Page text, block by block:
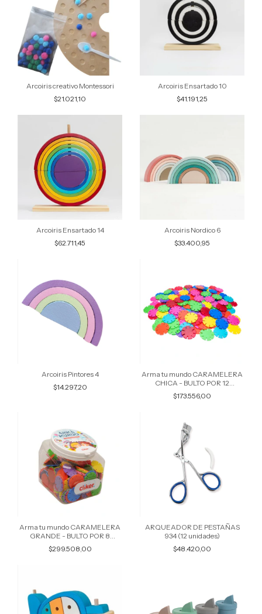
Arcoiris creativo Montessori
$21.021,10
Arcoiris Ensartado 10
$41.191,25
Arcoiris Ensartado 14
$62.711,45
Arcoiris Nordico 6
$33.400,95
Arcoiris Pintores 4
$14.297,20
Arma tu mundo CARAMELERA
CHICA - BULTO POR 12
UNIDADES 3004
$173.556,00
Arma tu mundo CARAMELERA
GRANDE - BULTO POR 8
UNIDADES 3005
$299.508,00
ARQUEADOR DE PESTAÑAS
934 (12 unidades)
$48.420,00